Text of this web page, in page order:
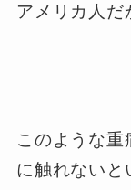
アメリカ人だ
このような重
に触れないと